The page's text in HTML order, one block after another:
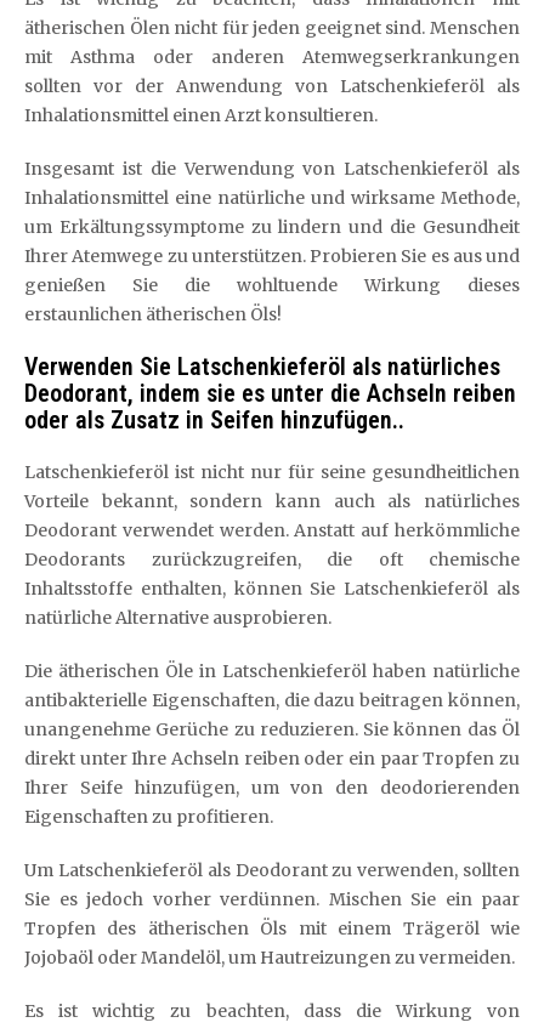
ätherischen Ölen nicht für jeden geeignet sind. Menschen
mit Asthma oder anderen Atemwegserkrankungen
sollten vor der Anwendung von Latschenkieferöl als
Inhalationsmittel einen Arzt konsultieren.
Insgesamt ist die Verwendung von Latschenkieferöl als
Inhalationsmittel eine natürliche und wirksame Methode,
um Erkältungssymptome zu lindern und die Gesundheit
Ihrer Atemwege zu unterstützen. Probieren Sie es aus und
genießen Sie die wohltuende Wirkung dieses
erstaunlichen ätherischen Öls!
Verwenden Sie Latschenkieferöl als natürliches
Deodorant, indem sie es unter die Achseln reiben
oder als Zusatz in Seifen hinzufügen..
Latschenkieferöl ist nicht nur für seine gesundheitlichen
Vorteile bekannt, sondern kann auch als natürliches
Deodorant verwendet werden. Anstatt auf herkömmliche
Deodorants zurückzugreifen, die oft chemische
Inhaltsstoffe enthalten, können Sie Latschenkieferöl als
natürliche Alternative ausprobieren.
Die ätherischen Öle in Latschenkieferöl haben natürliche
antibakterielle Eigenschaften, die dazu beitragen können,
unangenehme Gerüche zu reduzieren. Sie können das Öl
direkt unter Ihre Achseln reiben oder ein paar Tropfen zu
Ihrer Seife hinzufügen, um von den deodorierenden
Eigenschaften zu profitieren.
Um Latschenkieferöl als Deodorant zu verwenden, sollten
Sie es jedoch vorher verdünnen. Mischen Sie ein paar
Tropfen des ätherischen Öls mit einem Trägeröl wie
Jojobaöl oder Mandelöl, um Hautreizungen zu vermeiden.
Es ist wichtig zu beachten, dass die Wirkung von